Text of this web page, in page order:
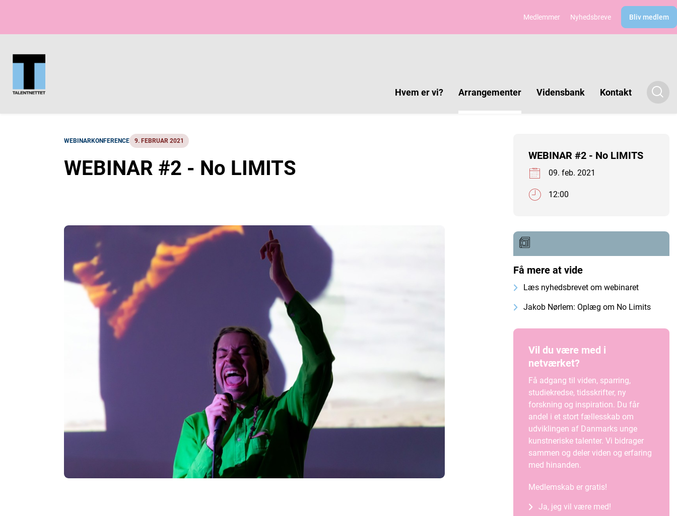
Medlemmer Nyhedsbreve Bliv medlem
Hvem er vi? Arrangementer Vidensbank Kontakt
WEBINARKONFERENCE 9. FEBRUAR 2021
WEBINAR #2 - No LIMITS
WEBINAR #2 - No LIMITS
09. feb. 2021
12:00
Få mere at vide
Læs nyhedsbrevet om webinaret
Jakob Nørlem: Oplæg om No Limits
Vil du være med i
netværket?
Få adgang til viden, sparring,
studiekredse, tidsskrifter, ny
forskning og inspiration. Du får
andel i et stort fællesskab om
udviklingen af Danmarks unge
kunstneriske talenter. Vi bidrager
sammen og deler viden og erfaring
med hinanden.
Medlemskab er gratis!
Ja, jeg vil være med!